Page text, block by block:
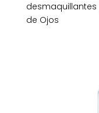
desmaquillantes
de Ojos